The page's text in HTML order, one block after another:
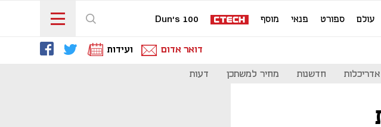
עולם ספורט פנאי מוסף Dun's 100
דואר אדום ועידות
אדריכלות חדשנות מחיר למשתכן דעות